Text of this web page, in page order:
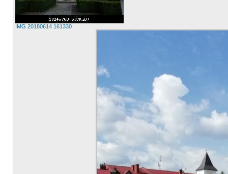
IMG 20180614 161330